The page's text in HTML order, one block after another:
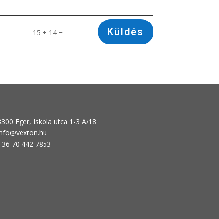
15 + 14= Küldés
Eger, Iskola utca 1-3 A/18
70 442 7853